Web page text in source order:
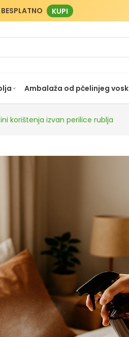
KUPI
Ambalaža od pčelinjeg
korištenja izvan perilice rublja